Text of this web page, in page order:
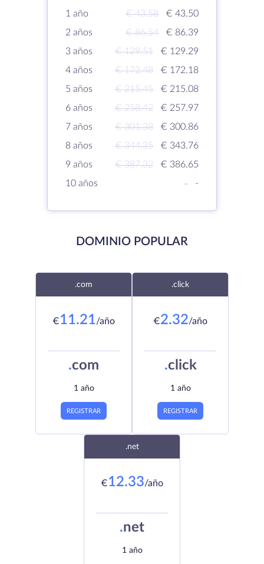
1 año € 43.58
€ 43.50
2 años
€ 86.54
€ 86.39
3 años
€ 129.51
€ 129.29
4 años
€ 172.48
€ 172.18
5 años
€ 215.45
€ 215.08
6 años
€ 258.42
€ 257.97
7 años
€ 301.38
€ 300.86
8 años
€ 344.35
€ 343.76
9 años
€ 387.32
€ 386.65
10 años
- -
DOMINIO POPULAR
.com
€11.21/año
.com
1 año
REGISTRAR
.click
€2.32/año
.click
1 año
REGISTRAR
.net
€12.33/año
.net
1 año